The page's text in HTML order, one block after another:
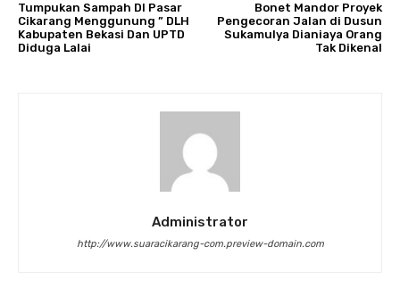
Tumpukan Sampah DI Pasar
Cikarang Menggunung ” DLH
Kabupaten Bekasi Dan UPTD
Diduga Lalai
Bonet Mandor Proyek
Pengecoran Jalan di Dusun
Sukamulya Dianiaya Orang
Tak Dikenal
Administrator
http://www.suaracikarang-com.preview-domain.com